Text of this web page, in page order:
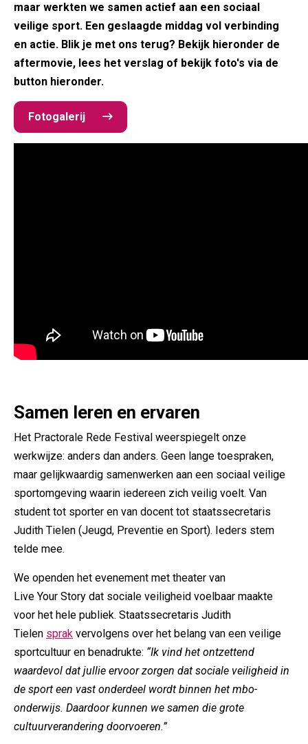
maar werkten we samen actief aan een sociaal
veilige sport. Een geslaagde middag vol verbinding
en actie. Blik je met ons terug? Bekijk hieronder de
aftermovie, lees het verslag of bekijk foto's via de
button hieronder.
Fotogalerij
Samen leren en ervaren
Het Practorale Rede Festival weerspiegelt onze
werkwijze: anders dan anders. Geen lange toespraken,
maar gelijkwaardig samenwerken aan een sociaal veilige
sportomgeving waarin iedereen zich veilig voelt. Van
student tot sporter en van docent tot staatssecretaris
Judith Tielen (Jeugd, Preventie en Sport). Ieders stem
telde mee.
We openden het evenement met theater van
Live Your Story dat sociale veiligheid voelbaar maakte
voor het hele publiek. Staatssecretaris Judith
Tielen sprak vervolgens over het belang van een veilige
sportcultuur en benadrukte: “Ik vind het ontzettend
waardevol dat jullie ervoor zorgen dat sociale veiligheid in
de sport een vast onderdeel wordt binnen het mbo-
onderwijs. Daardoor kunnen we samen die grote
cultuurverandering doorvoeren.”